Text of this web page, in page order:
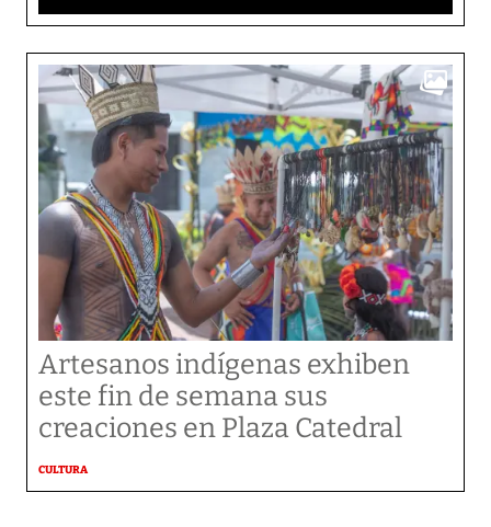
Artesanos indígenas exhiben
este fin de semana sus
creaciones en Plaza Catedral
CULTURA